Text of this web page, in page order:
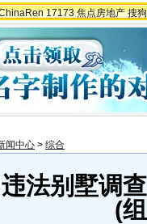
17173 焦点房地产 搜狗
闻中心 > 综合
法别墅调
(